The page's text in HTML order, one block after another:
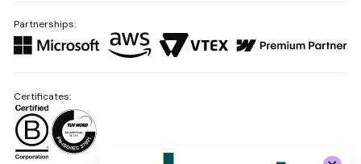
Partnerships:
Certificates: